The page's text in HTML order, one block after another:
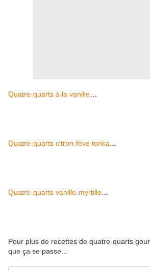
Quatre-quarts à la vanille
Quatre-quarts citron-fève tonka
Quatre-quarts vanille-myrtille
Pour plus de recettes de quatre-quarts
que ça se passe...